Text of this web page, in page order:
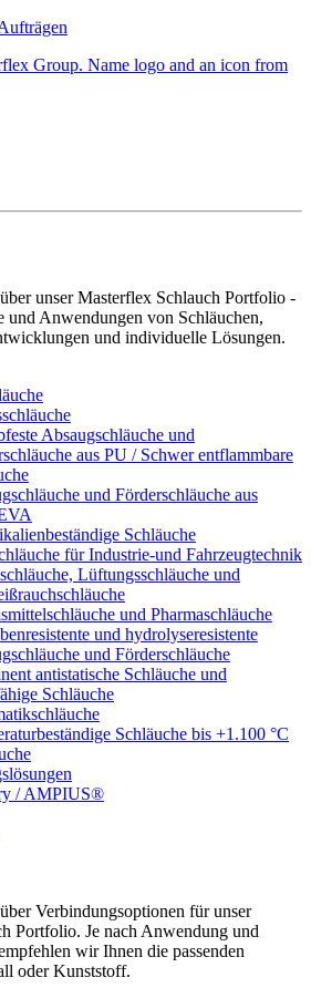
unser Masterflex Schlauch Portfolio -
und Anwendungen von Schläuchen,
und individuelle Lösungen.
Absaugschläuche und
aus PU / Schwer entflammbare
und Förderschläuche aus
Schläuche
für Industrie-und Fahrzeugtechnik
Lüftungsschläuche und
und Pharmaschläuche
und hydrolyseresistente
und Förderschläuche
antistatische Schläuche und
Schläuche
Schläuche bis +1.100 °C
/ AMPIUS®
Verbindungsoptionen für unser
Portfolio. Je nach Anwendung und
wir Ihnen die passenden
oder Kunststoff.